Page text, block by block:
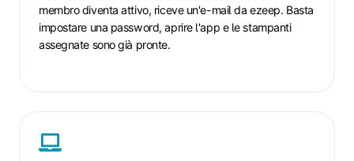
membro diventa attivo, riceve un'e-mail da ezeep. Basta
impostare una password, aprire l'app e le stampanti
assegnate sono già pronte.
dispositivo